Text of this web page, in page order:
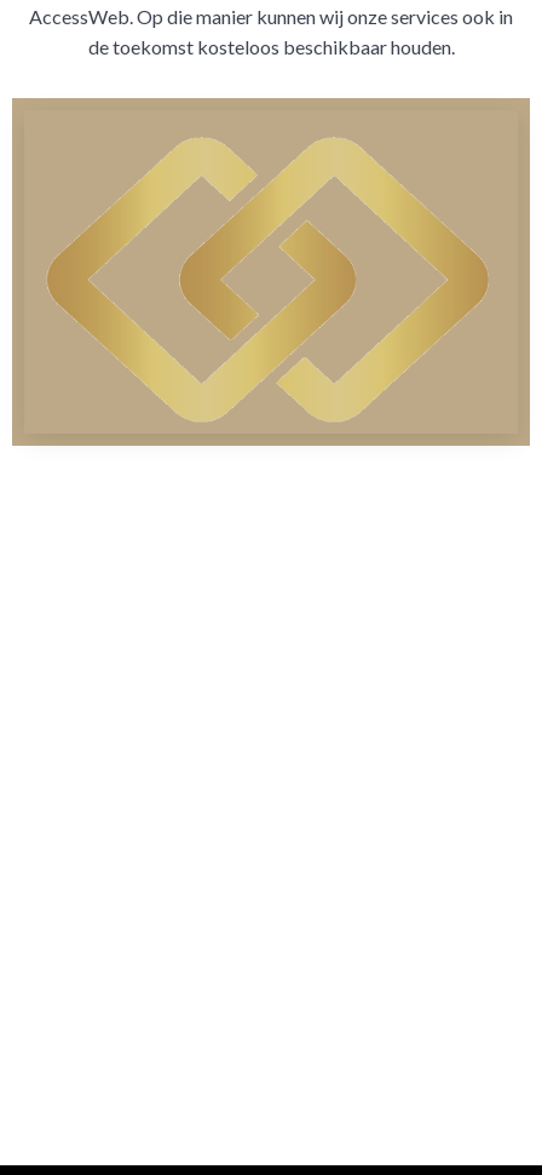
AccessWeb. Op die manier kunnen wij onze services ook in
de toekomst kosteloos beschikbaar houden.